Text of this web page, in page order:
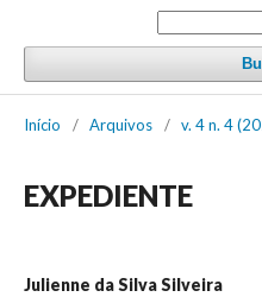
Início / Arquivos / v. 4 n. 4
EXPEDIENTE
Julienne da Silva Silveira